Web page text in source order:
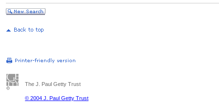
The J. Paul Getty Trust
© 2004 J. Paul Getty Trust